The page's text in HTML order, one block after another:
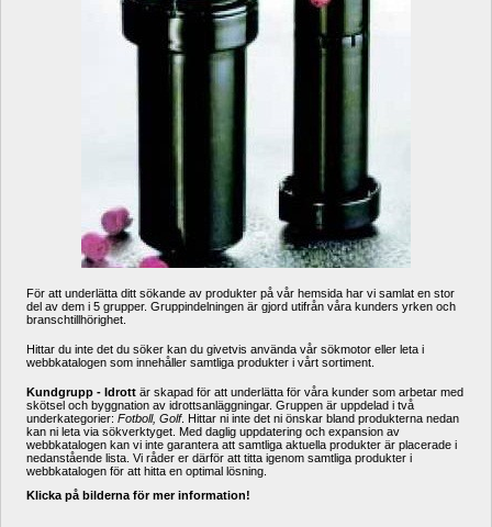
För att underlätta ditt sökande av produkter på vår hemsida har vi samlat en stor
del av dem i 5 grupper. Gruppindelningen är gjord utifrån våra kunders yrken och
branschtillhörighet.
Hittar du inte det du söker kan du givetvis använda vår sökmotor eller leta i
webbkatalogen som innehåller samtliga produkter i vårt sortiment.
Kundgrupp - Idrott är skapad för att underlätta för våra kunder som arbetar med
skötsel och byggnation av idrottsanläggningar. Gruppen är uppdelad i två
underkategorier: Fotboll, Golf. Hittar ni inte det ni önskar bland produkterna nedan
kan ni leta via sökverktyget. Med daglig uppdatering och expansion av
webbkatalogen kan vi inte garantera att samtliga aktuella produkter är placerade i
nedanstående lista. Vi råder er därför att titta igenom samtliga produkter i
webbkatalogen för att hitta en optimal lösning.
Klicka på bilderna för mer information!